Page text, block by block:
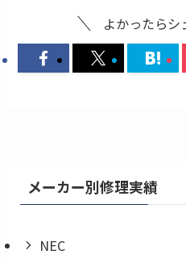
よかったらシ
メーカー別修理実績
NEC